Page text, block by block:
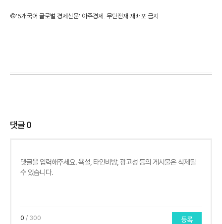
©'5개국어 글로벌 경제신문' 아주경제. 무단전재·재배포 금지
댓글0
0 / 300 등록